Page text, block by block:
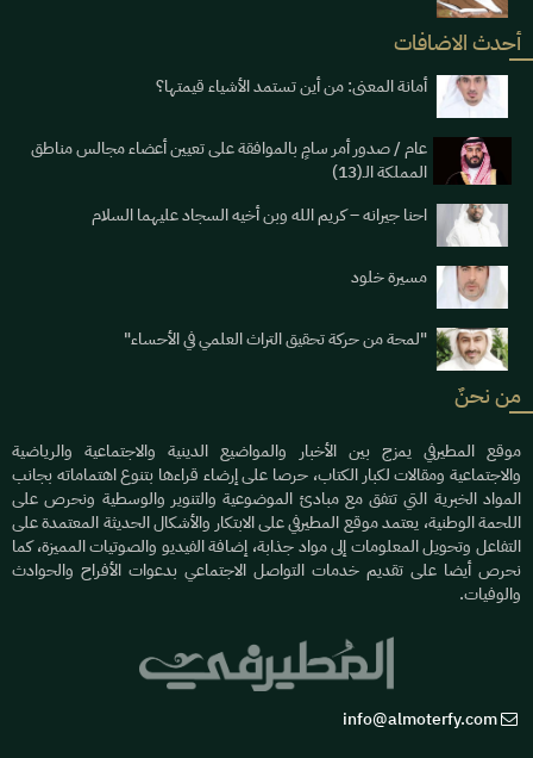
أحدث الاضافات
أمانة المعنى: من أين تستمد الأشياء قيمتها؟
عام / صدور أمر سامٍ بالموافقة على تعيين أعضاء مجالس مناطق
المملكة الـ(13)
احنا جيرانه – كريم الله وبن أخيه السجاد عليهما السلام
مسيرة خلود
"لمحة من حركة تحقيق التراث العلمي في الأحساء"
من نحنٌ
موقع المطيرفي يمزج بين الأخبار والمواضيع الدينية والاجتماعية والرياضية
والاجتماعية ومقالات لكبار الكتاب، حرصا على إرضاء قراءها بتنوع اهتماماته بجانب
المواد الخبرية التي تتفق مع مبادئ الموضوعية والتنوير والوسطية ونحرص على
اللحمة الوطنية، يعتمد موقع المطيرفي على الابتكار والأشكال الحديثة المعتمدة على
التفاعل وتحويل المعلومات إلى مواد جذابة، إضافة الفيديو والصوتيات المميزة، كما
نحرص أيضا على تقديم خدمات التواصل الاجتماعي بدعوات الأفراح والحوادث
والوفيات.
info@almoterfy.com